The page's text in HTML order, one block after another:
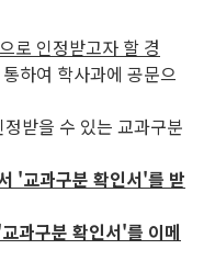
로 인정받고자 할 경
하여 학사과에 공문으
받을 수 있는 교과구분
'교과구분 확인서'를 받
과구분 확인서'를 이메